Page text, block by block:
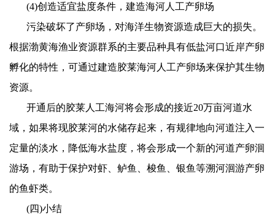
(4)创造适宜盐度条件，建造海河人工产卵场
污染破坏了产卵场，对海洋生物资源造成巨大的损失。
根据渤黄海渔业资源群系的主要品种具有低盐河口近岸产卵
孵化的特性，可通过建造胶莱海河人工产卵场来保护其生物
资源。
开通后的胶莱人工海河将会形成的接近20万亩河道水
域，如果将现胶莱河的水储存起来，有规律地向河道注入一
定量的淡水，降低海水盐度，将会形成一个新的河道产卵洄
游场，有助于保护对虾、鲈鱼、梭鱼、银鱼等溯河洄游产卵
的鱼虾类。
(四)小结